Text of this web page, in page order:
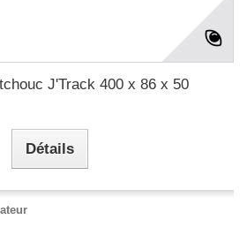
J'Track 400 x 86 x 50
Détails